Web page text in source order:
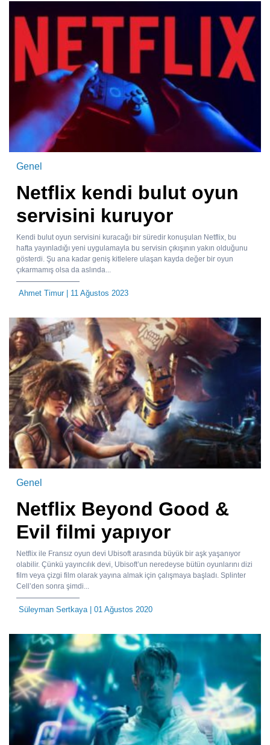
Genel
Netflix kendi bulut oyun
servisini kuruyor
Kendi bulut oyun servisini kuracağı bir süredir konuşulan Netflix, bu
hafta yayınladığı yeni uygulamayla bu servisin çıkışının yakın olduğunu
gösterdi. Şu ana kadar geniş kitlelere ulaşan kayda değer bir oyun
çıkarmamış olsa da aslında...
Ahmet Timur| 11 Ağustos 2023
Genel
Netflix Beyond Good &
Evil filmi yapıyor
Netflix ile Fransız oyun devi Ubisoft arasında büyük bir aşk yaşanıyor
olabilir. Çünkü yayıncılık devi, Ubisoft’un neredeyse bütün oyunlarını dizi
film veya çizgi film olarak yayına almak için çalışmaya başladı. Splinter
Cell’den sonra şimdi...
Süleyman Sertkaya| 01 Ağustos 2020